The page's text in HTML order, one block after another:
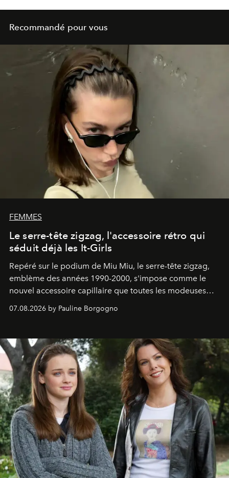
Recommandé pour vous
FEMMES
Le serre-tête zigzag, l'accessoire rétro qui
séduit déjà les It-Girls
Repéré sur le podium de Miu Miu, le serre-tête zigzag,
emblème des années 1990-2000, s'impose comme le
nouvel accessoire capillaire que toutes les modeuses
s'arrachent déjà.
07.08.2026 by Pauline Borgogno